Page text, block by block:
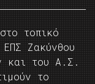
τοπικό
Ζακύνθου
και του Α.Σ.
το